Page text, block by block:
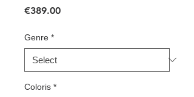
€389.00Price
Genre *
Coloris *